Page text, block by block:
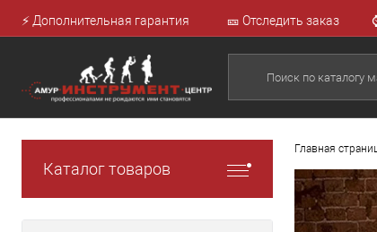
⚡ Дополнительная гарантия 🎫 Отследить заказ
Каталог товаров
Главная